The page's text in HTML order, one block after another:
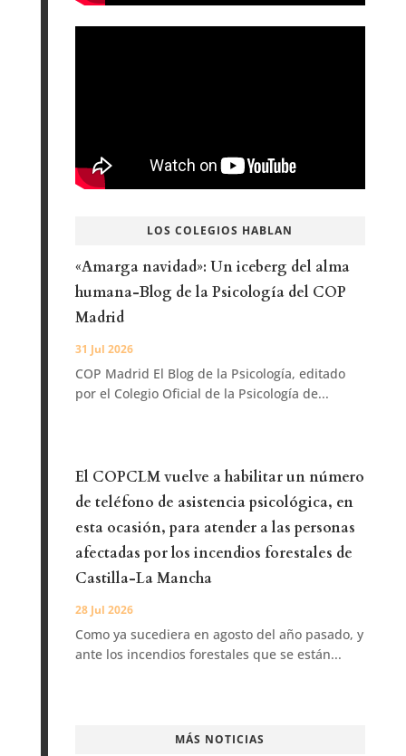
LOS COLEGIOS HABLAN
«Amarga navidad»: Un iceberg del alma
humana-Blog de la Psicología del COP
Madrid
31 Jul 2026
COP Madrid El Blog de la Psicología, editado
por el Colegio Oficial de la Psicología de...
El COPCLM vuelve a habilitar un número
de teléfono de asistencia psicológica, en
esta ocasión, para atender a las personas
afectadas por los incendios forestales de
Castilla-La Mancha
28 Jul 2026
Como ya sucediera en agosto del año pasado, y
ante los incendios forestales que se están...
MÁS NOTICIAS